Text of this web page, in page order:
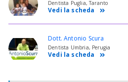
Dentista Puglia, Taranto
Vedi la scheda
Dott. Antonio Scura
Dentista Umbria, Perugia
Vedi la scheda